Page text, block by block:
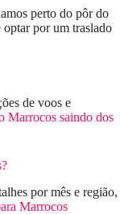
perto do pôr do
optar por um traslado
de voos e
Marrocos saindo dos
por mês e região,
Marrocos